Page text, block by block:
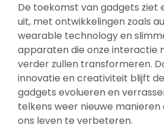
De toekomst van gadgets ziet
uit, met ontwikkelingen zoals
wearable technology en
apparaten die onze interactie
verder zullen transformeren.
innovatie en creativiteit blijft
gadgets evolueren en
telkens weer nieuwe
ons leven te verbeteren.